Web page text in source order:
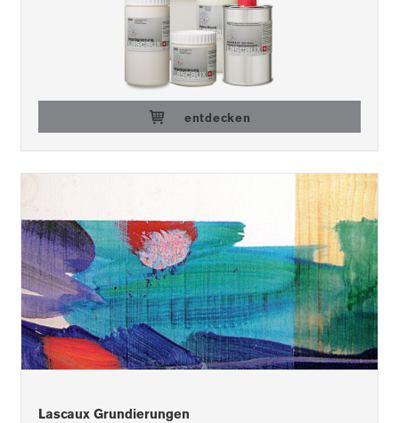
entdecken
Lascaux Grundierungen